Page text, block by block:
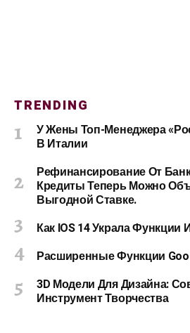
TRENDING
У Жены Топ-Менеджера
В Италии
Рефинансирование От
Кредиты Теперь Можно
Выгодной Ставке.
Как IOS 14 Украла Функции
Расширенные Функции
3D Модели Для Дизайна:
Инструмент Творчества